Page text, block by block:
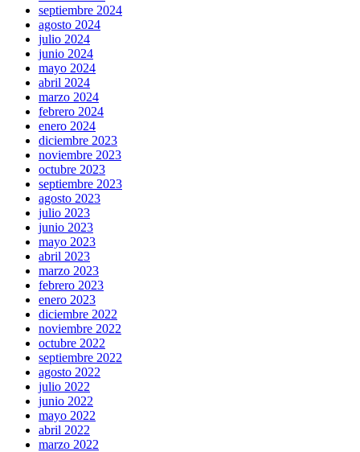
septiembre 2024
agosto 2024
julio 2024
junio 2024
mayo 2024
abril 2024
marzo 2024
febrero 2024
enero 2024
diciembre 2023
noviembre 2023
octubre 2023
septiembre 2023
agosto 2023
julio 2023
junio 2023
mayo 2023
abril 2023
marzo 2023
febrero 2023
enero 2023
diciembre 2022
noviembre 2022
octubre 2022
septiembre 2022
agosto 2022
julio 2022
junio 2022
mayo 2022
abril 2022
marzo 2022